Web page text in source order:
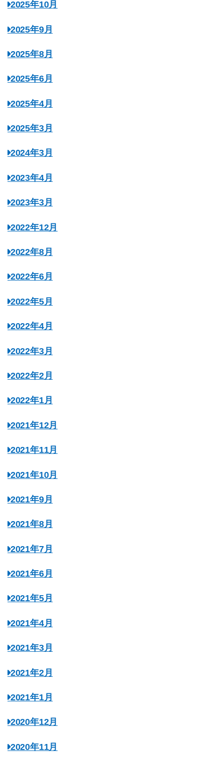
2025年10月
2025年9月
2025年8月
2025年6月
2025年4月
2025年3月
2024年3月
2023年4月
2023年3月
2022年12月
2022年8月
2022年6月
2022年5月
2022年4月
2022年3月
2022年2月
2022年1月
2021年12月
2021年11月
2021年10月
2021年9月
2021年8月
2021年7月
2021年6月
2021年5月
2021年4月
2021年3月
2021年2月
2021年1月
2020年12月
2020年11月